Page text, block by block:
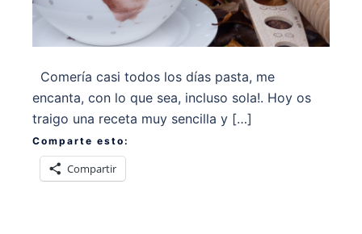
Comería casi todos los días pasta, me
encanta, con lo que sea, incluso sola!. Hoy os
traigo una receta muy sencilla y […]
Comparte esto:
Compartir